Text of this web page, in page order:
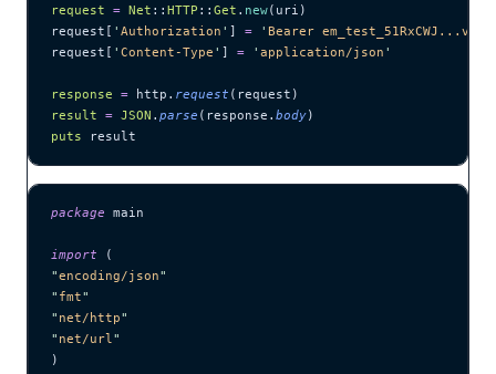
request = Net :: HTTP :: Get . new(uri)
request[ ' Authorization ' ] = ' Bearer
request[ ' Content-Type ' ] = ' application/json '
response = http. request (request)
result = JSON . parse (response. body)
puts result
package main
import (
"encoding/json"
" fmt"
" net/http"
" net/url"
)